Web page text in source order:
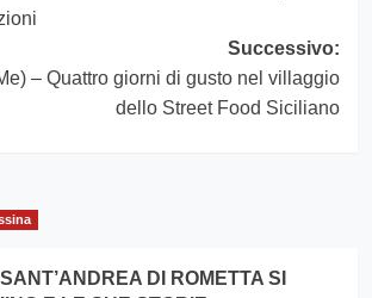
Successivo:
– Quattro giorni di gusto nel villaggio
dello Street Food Siciliano
DI ROMETTA SI